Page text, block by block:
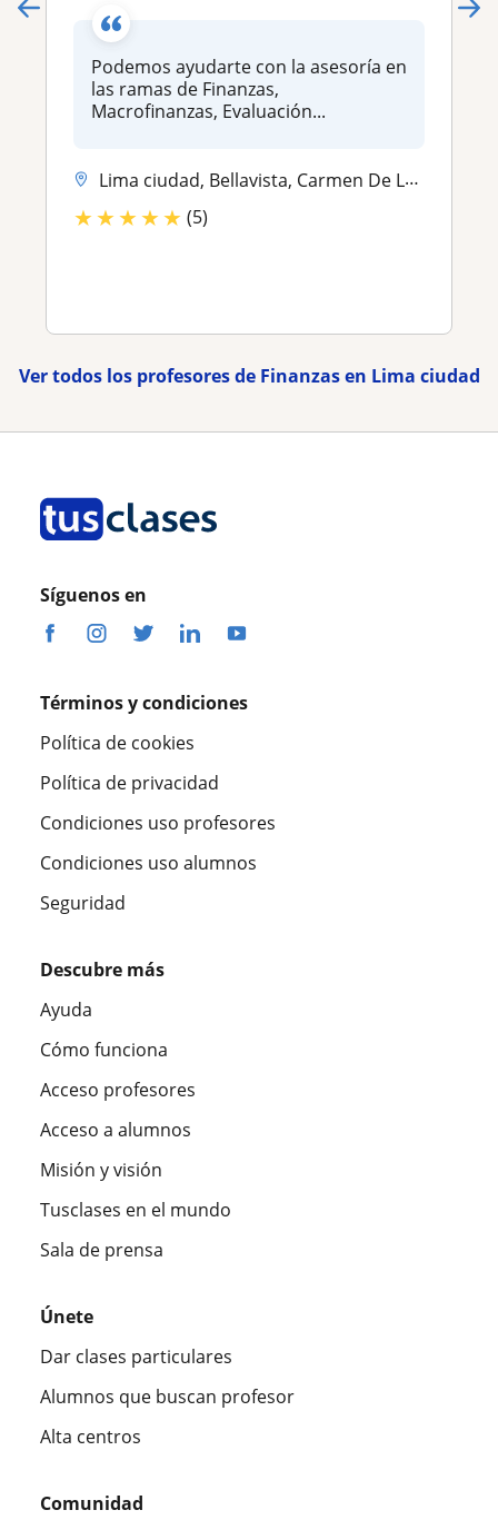
Podemos ayudarte con la asesoría en
las ramas de Finanzas,
Macrofinanzas, Evaluación...
Lima ciudad, Bellavista, Carmen De La Legua Reynoso, La Perla
★★★★★ (5)
Ver todos los profesores de Finanzas en Lima ciudad
Síguenos en
Términos y condiciones
Política de cookies
Política de privacidad
Condiciones uso profesores
Condiciones uso alumnos
Seguridad
Descubre más
Ayuda
Cómo funciona
Acceso profesores
Acceso a alumnos
Misión y visión
Tusclases en el mundo
Sala de prensa
Únete
Dar clases particulares
Alumnos que buscan profesor
Alta centros
Comunidad